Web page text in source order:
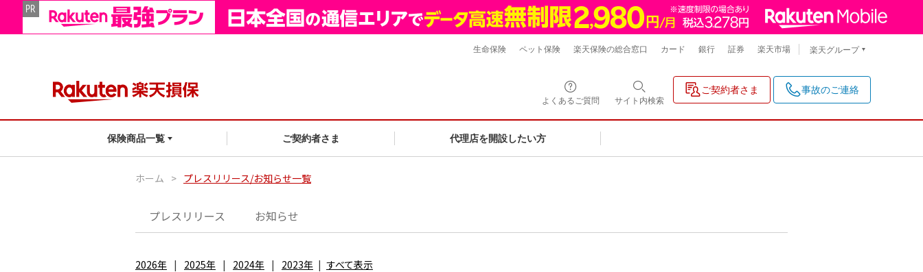
よくあるご質問 サイト内検索
ご契約者さま 事故のご連絡
保険商品一覧 ご契約者さま 代理店を開設したい方
生命保険 ペット保険 楽天保険の総合窓口 カード 銀行 証券 楽天市場 楽天グループ
ホーム > プレスリリース/お知らせ一覧
プレスリリース お知らせ
2026年 2025年 2024年 2023年 すべて表示